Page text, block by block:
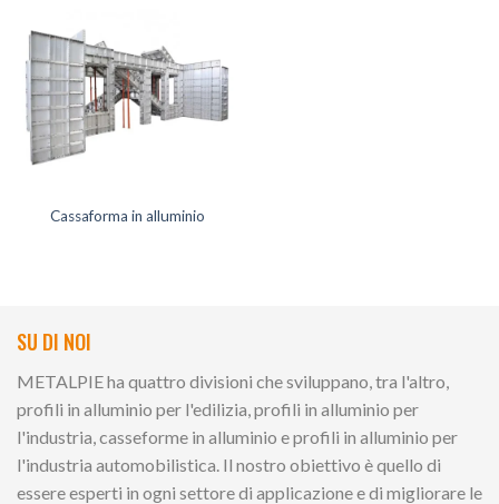
Cassaforma in alluminio
SU DI NOI
METALPIE ha quattro divisioni che sviluppano, tra l'altro,
profili in alluminio per l'edilizia, profili in alluminio per
l'industria, casseforme in alluminio e profili in alluminio per
l'industria automobilistica. Il nostro obiettivo è quello di
essere esperti in ogni settore di applicazione e di migliorare le